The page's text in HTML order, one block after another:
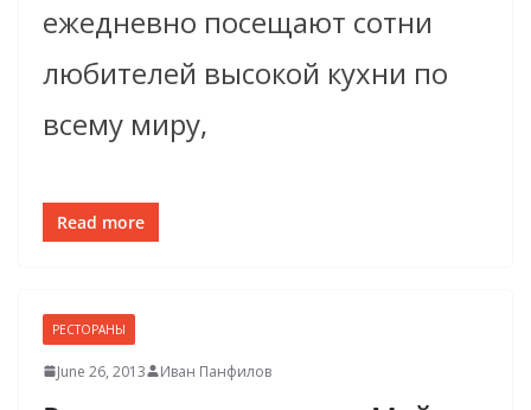
ежедневно посещают сотни
любителей высокой кухни по
всему миру,
Read more
РЕСТОРАНЫ
June 26, 2013 Иван Панфилов